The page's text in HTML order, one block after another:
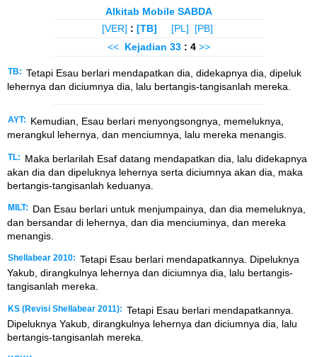
Alkitab Mobile SABDA
[VER] : [TB] [PL]
[PB]
<< Kejadian 33 : 4 >>
TB: Tetapi Esau berlari mendapatkan dia, didekapnya dia, dipeluk
lehernya dan diciumnya dia, lalu bertangis-tangisanlah mereka.
AYT:
Kemudian, Esau berlari menyongsongnya, memeluknya,
merangkul lehernya, dan menciumnya, lalu mereka menangis.
TL:
Maka berlarilah Esaf datang mendapatkan dia, lalu didekapnya
akan dia dan dipeluknya lehernya serta diciumnya akan dia, maka
bertangis-tangisanlah keduanya.
MILT:
Dan Esau berlari untuk menjumpainya, dan dia memeluknya,
dan bersandar di lehernya, dan dia menciuminya, dan mereka
menangis.
Shellabear 2010: Tetapi Esau berlari mendapatkannya. Dipeluknya
Yakub, dirangkulnya lehernya dan diciumnya dia, lalu bertangis-
tangisanlah mereka.
KS (Revisi Shellabear 2011): Tetapi Esau berlari mendapatkannya.
Dipeluknya Yakub, dirangkulnya lehernya dan diciumnya dia, lalu
bertangis-tangisanlah mereka.